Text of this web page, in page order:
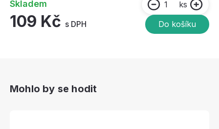
Skladem
109 Kč s DPH
ks
Do košíku
Mohlo by se hodit